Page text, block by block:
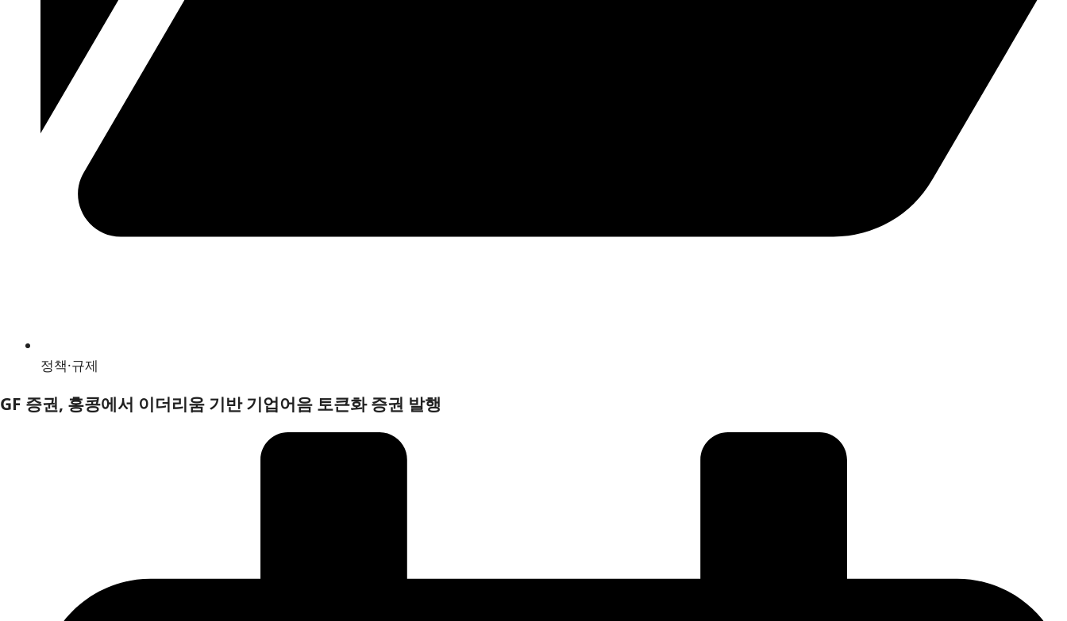
정책·규제
GF 증권, 홍콩에서 이더리움 기반 기업어음 토큰화 증권 발행